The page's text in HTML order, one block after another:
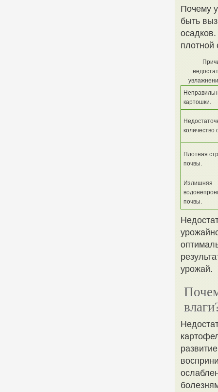
Почему
быть
плотной
картошки.
количество
Плотная
почвы.
Излишняя
почвы.
урожай.